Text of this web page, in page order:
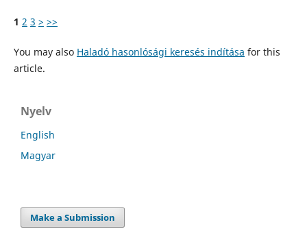
1 2 3 > >>
You may also Haladó hasonlósági keresés indítása for this
article.
Nyelv
English
Magyar
Make a Submission